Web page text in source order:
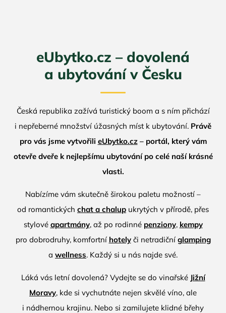
eUbytko.cz – dovolená
a ubytování v Česku
Česká republika zažívá turistický boom a s ním přichází
i nepřeberné množství úžasných míst k ubytování. Právě
pro vás jsme vytvořili eUbytko.cz– portál, který vám
otevře dveře k nejlepšímu ubytování po celé naší krásné
vlasti.
Nabízíme vám skutečně širokou paletu možností –
od romantických chat a chalup ukrytých v přírodě, přes
stylové apartmány, až po rodinné penziony, kempy
pro dobrodruhy, komfortní hotelyči netradiční glamping
a wellness. Každý si u nás najde své.
Láká vás letní dovolená? Vydejte se do vinařské Jižní
Moravy, kde si vychutnáte nejen skvělé víno, ale
i nádhernou krajinu. Nebo si zamilujete klidné břehy